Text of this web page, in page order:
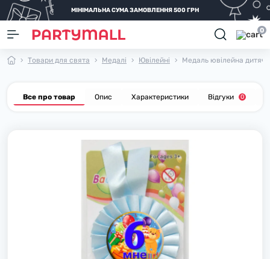
МІНІМАЛЬНА СУМА ЗАМОВЛЕННЯ 500 ГРН
0
Товари для свята Медалі Ювілейні Медаль ювілейна
Все про товар Опис Характеристики Відгуки 0